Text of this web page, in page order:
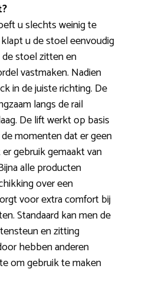
u slechts weinig te
u de stoel eenvoudig
stoel zitten en
vastmaken. Nadien
in de juiste richting. De
langs de rail
De lift werkt op basis
momenten dat er geen
gebruik gemaakt van
alle producten
over een
voor extra comfort bij
Standaard kan men de
en zitting
hebben anderen
om gebruik te maken